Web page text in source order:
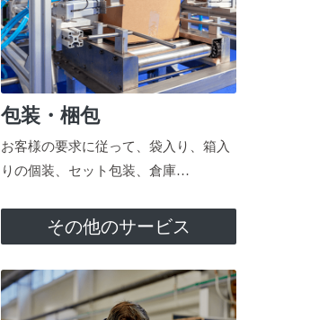
包装・梱包
お客様の要求に従って、袋入り、箱入
りの個装、セット包装、倉庫…
その他のサービス